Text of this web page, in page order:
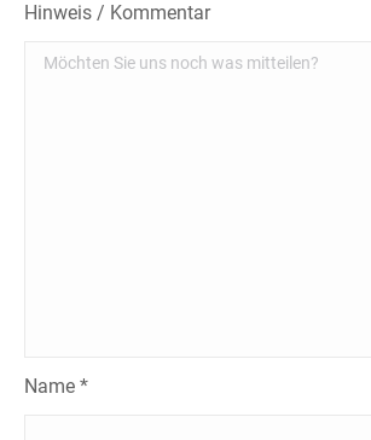
Hinweis / Kommentar
Name *